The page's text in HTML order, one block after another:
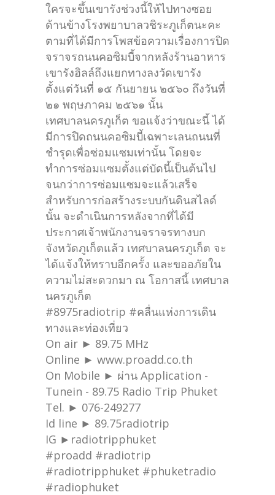
ใครจะขึ้นเขารังช่วงนี้ให้ไปทางซอย
ด้านข้างโรงพยาบาลวชิระภูเก็ตนะคะ
ตามที่ได้มีการโพสข้อความเรื่องการปิด
จราจรถนนคอซิมบี้จากหลังร้านอาหาร
เขารังฮิลล์ถึงแยกทางลงวัดเขารัง
ตั้งแต่วันที่ ๑๕ กันยายน ๒๕๖๐ ถึงวันที่
๒๑ พฤษภาคม ๒๕๖๑ นั้น
เทศบาลนครภูเก็ต ขอแจ้งว่าขณะนี้ ได้
มีการปิดถนนคอซิมบี้เฉพาะเลนถนนที่
ชำรุดเพื่อซ่อมแซมเท่านั้น โดยจะ
ทำการซ่อมแซมตั้งแต่บัดนี้เป็นต้นไป
จนกว่าการซ่อมแซมจะแล้วเสร็จ
สำหรับการก่อสร้างระบบกันดินสไลด์
นั้น จะดำเนินการหลังจากที่ได้มี
ประกาศเจ้าพนักงานจราจรทางบก
จังหวัดภูเก็ตแล้ว เทศบาลนครภูเก็ต จะ
ได้แจ้งให้ทราบอีกครั้ง และขออภัยใน
ความไม่สะดวกมา ณ โอกาสนี้ เทศบาล
นครภูเก็ต
#8975radiotrip #คลื่นแห่งการเดิน
ทางและท่องเที่ยว
On air ► 89.75 MHz
Online ► www.proadd.co.th
On Mobile ► ผ่าน Application -
Tunein - 89.75 Radio Trip Phuket
Tel. ► 076-249277
Id line ► 89.75radiotrip
IG ►radiotripphuket
#proadd #radiotrip
#radiotripphuket #phuketradio
#radiophuket